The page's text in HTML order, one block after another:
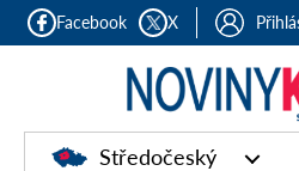
Facebook X
Středočeský